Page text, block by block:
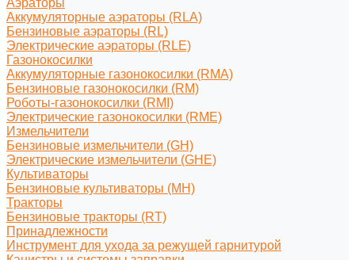
Аэраторы
Аккумуляторные аэраторы (RLA)
Бензиновые аэраторы (RL)
Электрические аэраторы (RLE)
Газонокосилки
Аккумуляторные газонокосилки (RMA)
Бензиновые газонокосилки (RM)
Роботы-газонокосилки (RMI)
Электрические газонокосилки (RME)
Измельчители
Бензиновые измельчители (GH)
Электрические измельчители (GHE)
Культиваторы
Бензиновые культиваторы (MH)
Тракторы
Бензиновые тракторы (RT)
Принадлежности
Инструмент для ухода за режущей гарнитурой